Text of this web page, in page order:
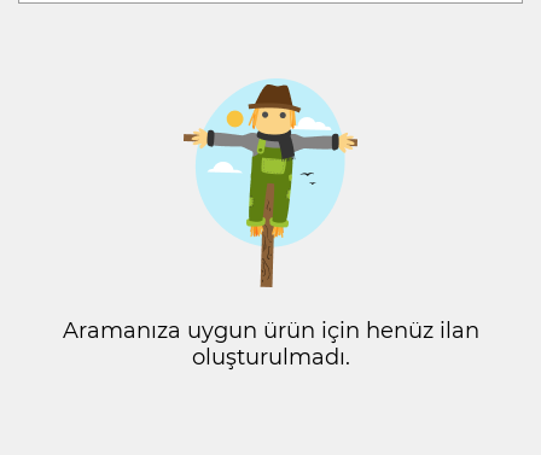
Aramanıza uygun ürün için henüz ilan
oluşturulmadı.